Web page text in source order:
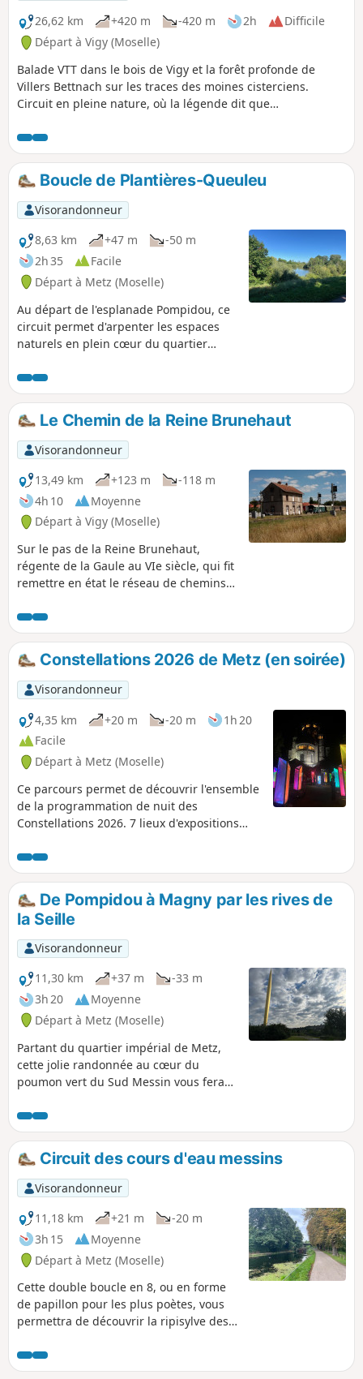
26,62 km
+420 m -420 m 2h
Difficile
Départ à Vigy (Moselle)
Balade VTT dans le bois de Vigy et la forêt profonde de
Villers Bettnach sur les traces des moines cisterciens.
Circuit en pleine nature, où la légende dit que
son cheval, puis aurait fait construire une chapelle à
l'emplacement de l'actuelle de Rabas. Attention circuit
difficile en cas de pluies, car très boueux.
Boucle de Plantières-Queuleu
Visorandonneur
8,63 km
+47 m
-50 m
2h 35
Facile
Départ à Metz (Moselle)
Au départ de l'esplanade Pompidou, ce
circuit permet d'arpenter les espaces
naturels en plein cœur du quartier
Queuleu, comportant notamment une
forteresse du XIXe siècle qui servit de
camp d'internement durant la Seconde
Guerre Mondiale et qui abrite
désormais un mémorial de la Résistance
française. Cette randonnée se déroule à
plus de 90% sur une surface en
enrobée. Donc idéale pour les
randonnées sous la pluie ou pour les
parcours avec poussette ou en
chaussures de ville.
Le Chemin de la Reine Brunehaut
Visorandonneur
13,49 km
+123 m
-118 m
4h 10
Moyenne
Départ à Vigy (Moselle)
Sur le pas de la Reine Brunehaut,
régente de la Gaule au VIe siècle, qui fit
remettre en état le réseau de chemins
Constellations 2026 de Metz (en soirée)
Visorandonneur
4,35 km
+20 m -20 m
1h 20
Facile
Départ à Metz (Moselle)
Ce parcours permet de découvrir l'ensemble
de la programmation de nuit des
Constellations 2026. 7 lieux d'expositions
visibles en soirée uniquement (selon la
période, début des accès entre 21h et 22h,
fin à 00h15). Les horaires d'ouverture
peuvent varier en fonction des lieux et de la
période, vous pouvez les retrouver sur le site
Constellations de Metz
De Pompidou à Magny par les rives de
la Seille
Visorandonneur
11,30 km
+37 m
-33 m
3h 20
Moyenne
Départ à Metz (Moselle)
Partant du quartier impérial de Metz,
cette jolie randonnée au cœur du
poumon vert du Sud Messin vous fera
de la Seille, puis découvrir les zones
boisées de Magny pour revenir par le
Parc du Pas du Loup pour un beau
panorama sur l’agglomération messine.
Possibilité de raccourcir la randonné en
ignorant le Parc du Pas du Loup.
Circuit des cours d'eau messins
Visorandonneur
11,18 km
+21 m
-20 m
3h 15
Moyenne
Départ à Metz (Moselle)
Cette double boucle en 8, ou en forme
de papillon pour les plus poètes, vous
permettra de découvrir la ripisylve des
de Metz : Seille, Moselle Canalisée et
Moselle. Un écrin de verdure, en plein